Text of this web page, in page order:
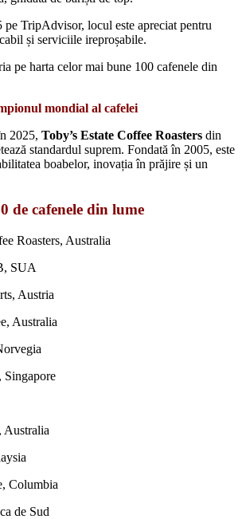
pe TripAdvisor, locul este apreciat pentru
și serviciile ireproșabile.
mondial al cafelei
2025, Toby’s Estate Coffee Roasters din
standardul suprem. Fondată în 2005, este
boabelor, inovația în prăjire și un
de cafenele din lume
Roasters, Australia
SUA
Austria
Australia
Singapore
Australia
Columbia
de Sud